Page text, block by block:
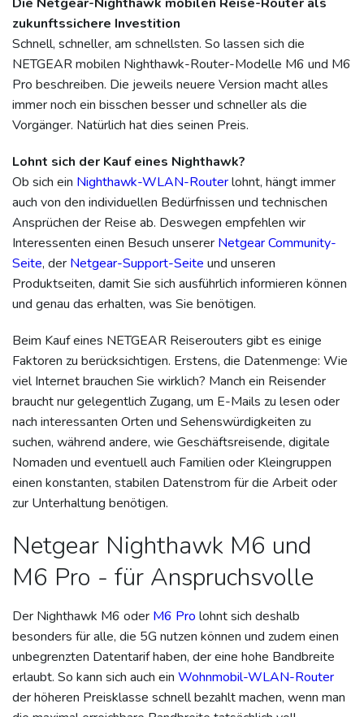
zukunftssichere Investition
Schnell, schneller, am schnellsten. So lassen sich die
NETGEAR mobilen Nighthawk-Router-Modelle M6 und M6
Pro beschreiben. Die jeweils neuere Version macht alles
immer noch ein bisschen besser und schneller als die
Vorgänger. Natürlich hat dies seinen Preis.
Lohnt sich der Kauf eines Nighthawk?
Ob sich ein Nighthawk-WLAN-Routerlohnt, hängt immer
auch von den individuellen Bedürfnissen und technischen
Ansprüchen der Reise ab. Deswegen empfehlen wir
Interessenten einen Besuch unserer Netgear Community-
Seite, der Netgear-Support-Seite und unseren
Produktseiten, damit Sie sich ausführlich informieren können
und genau das erhalten, was Sie benötigen.
Beim Kauf eines NETGEAR Reiserouters gibt es einige
Faktoren zu berücksichtigen. Erstens, die Datenmenge: Wie
viel Internet brauchen Sie wirklich? Manch ein Reisender
braucht nur gelegentlich Zugang, um E-Mails zu lesen oder
nach interessanten Orten und Sehenswürdigkeiten zu
suchen, während andere, wie Geschäftsreisende, digitale
Nomaden und eventuell auch Familien oder Kleingruppen
einen konstanten, stabilen Datenstrom für die Arbeit oder
zur Unterhaltung benötigen.
Netgear Nighthawk M6 und
M6 Pro - für Anspruchsvolle
Der Nighthawk M6 oder M6 Pro lohnt sich deshalb
besonders für alle, die 5G nutzen können und zudem einen
unbegrenzten Datentarif haben, der eine hohe Bandbreite
erlaubt. So kann sich auch ein Wohnmobil-WLAN-Router
der höheren Preisklasse schnell bezahlt machen, wenn man